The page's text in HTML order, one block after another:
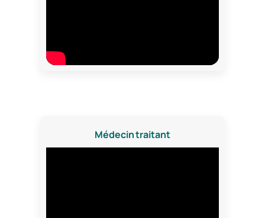
Médecin traitant